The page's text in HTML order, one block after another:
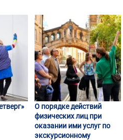
О порядке действий
физических лиц при
оказании ими услуг по
экскурсионному